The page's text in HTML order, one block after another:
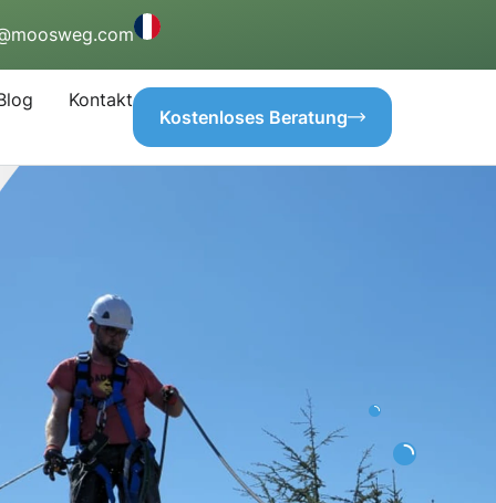
Kontakt
Kostenloses Beratung